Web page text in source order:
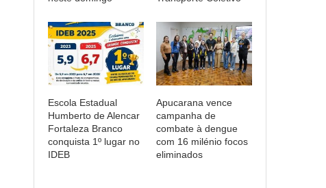
Escola Estadual
Humberto de Alencar
Fortaleza Branco
conquista 1º lugar no
IDEB
Apucarana vence
campanha de
combate à dengue
com 16 milénio focos
eliminados